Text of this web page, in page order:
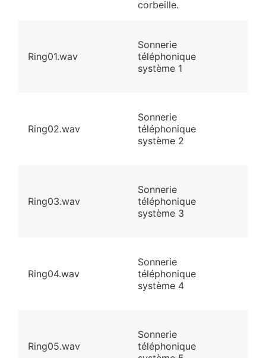
corbeille.
Ring01.wav
Sonnerie
téléphonique
système 1
Ring02.wav
Sonnerie
téléphonique
système 2
Ring03.wav
Sonnerie
téléphonique
système 3
Ring04.wav
Sonnerie
téléphonique
système 4
Ring05.wav
Sonnerie
téléphonique